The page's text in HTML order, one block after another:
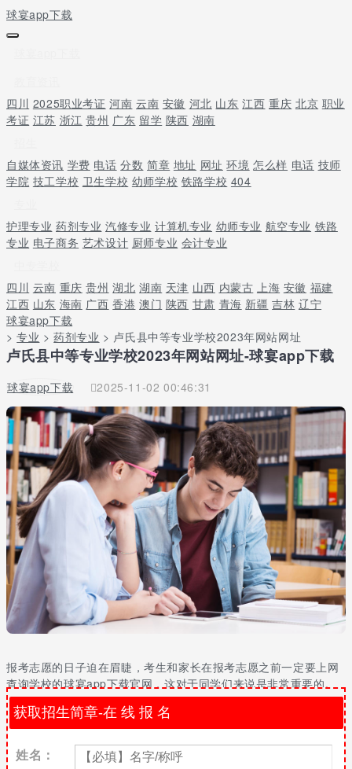
球宴app下载
四川 2025职业考证 河南 云南 安徽 河北 山东 江西 重庆 北京 职业
考证 江苏 浙江 贵州 广东 留学 陕西 湖南
自媒体资讯 学费 电话 分数 简章 地址 网址 环境 怎么样 电话 技师
学院 技工学校 卫生学校 幼师学校 铁路学校 404
护理专业 药剂专业 汽修专业 计算机专业 幼师专业 航空专业 铁路
专业 电子商务 艺术设计 厨师专业 会计专业
四川 云南 重庆 贵州 湖北 湖南 天津 山西 内蒙古 上海 安徽 福建
江西 山东 海南 广西 香港 澳门 陕西 甘肃 青海 新疆 吉林 辽宁
球宴app下载
>专业 >药剂专业 > 卢氏县中等专业学校2023年网站网址
卢氏县中等专业学校2023年网站网址-球宴app下载
球宴app下载 2025-11-02 00:46:31
报考志愿的日子迫在眉睫，考生和家长在报考志愿之前一定要上网
查询学校的球宴app下载官网，这对于同学们来说是非常重要的。
学校的网站网址中包含了很多学校的有用的相关信息，同学们可以
通过球宴app下载官网了解非常多的关于报考的学校的详细信息。
卢氏县中等专业学校平台网站：
https://www.bangboer.net/uhnlszz/
姓名：